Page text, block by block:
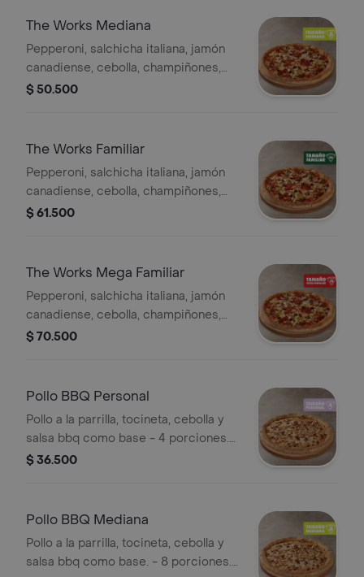
Pepperoncini.
The Works Mediana
Pepperoni, salchicha italiana, jamón
canadiense, cebolla, champiñones,
pimentón verde y aceitunas negras. -
Pepperoncini.
$ 50.500
The Works Familiar
Pepperoni, salchicha italiana, jamón
canadiense, cebolla, champiñones,
pimentón verde y aceitunas negras. -
Pepperoncini.
$ 61.500
The Works Mega Familiar
Pepperoni, salchicha italiana, jamón
canadiense, cebolla, champiñones,
pimentón verde y aceitunas negras. -
Pepperoncini.
$ 70.500
Pollo BBQ Personal
Pollo a la parrilla, tocineta, cebolla y
salsa bbq como base - 4 porciones.
Incluye Salsa de Ajo, Sazonador
$ 36.500
Pollo BBQ Mediana
Pollo a la parrilla, tocineta, cebolla y
salsa bbq como base. - 8 porciones.